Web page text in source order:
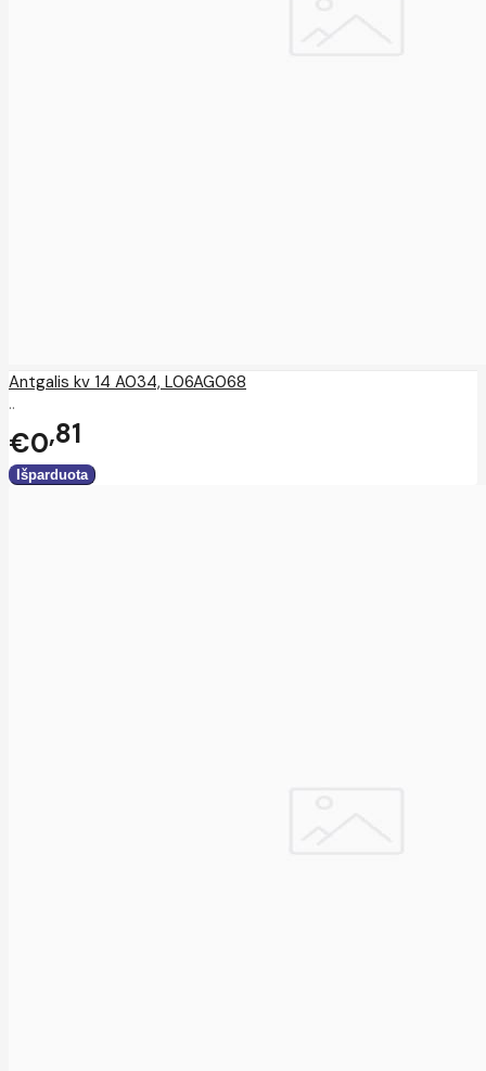
Antgalis kv 14 A034, L06AG068
..
€0 81